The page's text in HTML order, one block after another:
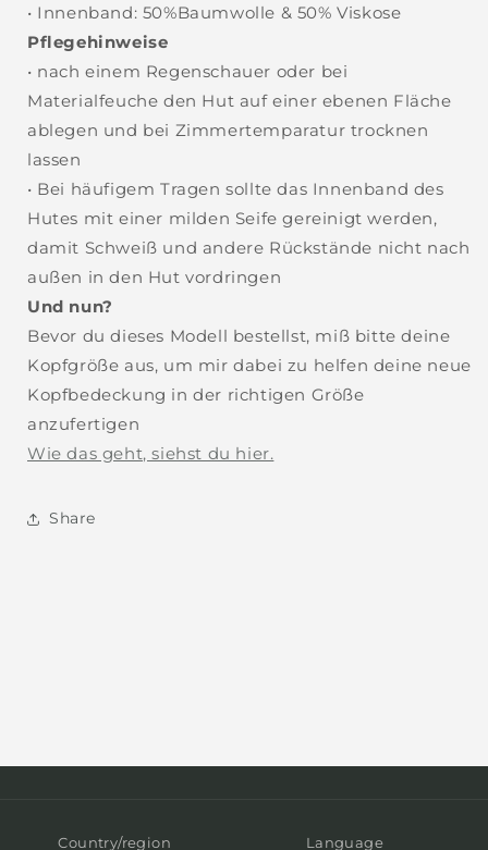
• Innenband: 50%Baumwolle & 50% Viskose
Pflegehinweise
• nach einem Regenschauer oder bei
Materialfeuche den Hut auf einer ebenen Fläche
ablegen und bei Zimmertemparatur trocknen
lassen
• Bei häufigem Tragen sollte das Innenband des
Hutes mit einer milden Seife gereinigt werden,
damit Schweiß und andere Rückstände nicht nach
außen in den Hut vordringen
Und nun?
Bevor du dieses Modell bestellst, miß bitte deine
Kopfgröße aus, um mir dabei zu helfen deine neue
Kopfbedeckung in der richtigen Größe
anzufertigen
Wie das geht, siehst du hier.
Share
Country/region Language